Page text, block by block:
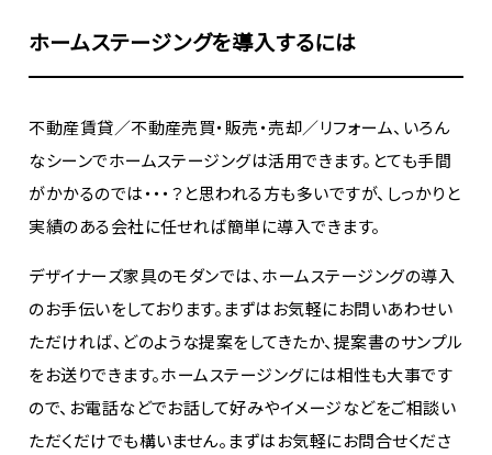
ホームステージングを導入するには
不動産賃貸／不動産売買・販売・売却／リフォーム、いろん
なシーンでホームステージングは活用できます。とても手間
がかかるのでは・・・？と思われる方も多いですが、しっかりと
実績のある会社に任せれば簡単に導入できます。
デザイナーズ家具のモダンでは、ホームステージングの導入
のお手伝いをしております。まずはお気軽にお問いあわせい
ただければ、どのような提案をしてきたか、提案書のサンプル
をお送りできます。ホームステージングには相性も大事です
ので、お電話などでお話して好みやイメージなどをご相談い
ただくだけでも構いません。まずはお気軽にお問合せくださ